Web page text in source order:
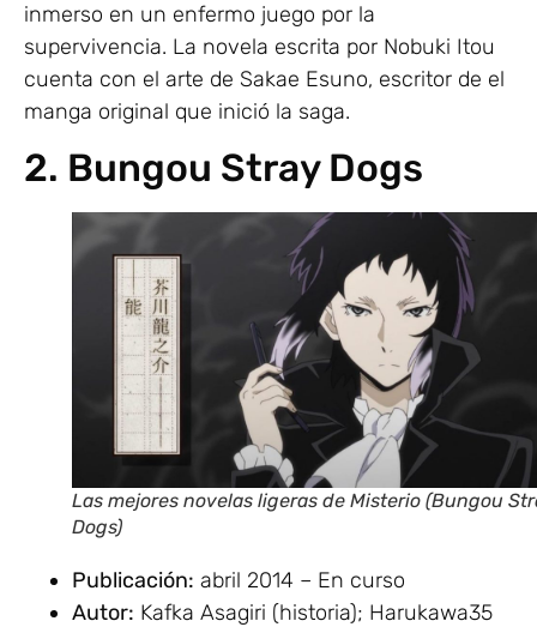
inmerso en un enfermo juego por la
supervivencia. La novela escrita por Nobuki Itou
cuenta con el arte de Sakae Esuno, escritor de el
manga original que inició la saga.
2. Bungou Stray Dogs
Las mejores novelas ligeras de Misterio (Bungou
Dogs)
Publicación: abril 2014 – En curso
Autor: Kafka Asagiri (historia); Harukawa35